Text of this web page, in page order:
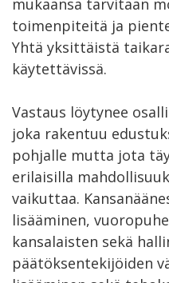
toimenpiteitä ja
Yhtä yksittäistä
käytettävissä.
Vastaus löytynee
joka rakentuu
pohjalle mutta jota
erilaisilla
vaikuttaa.
lisääminen,
kansalaisten sekä
päätöksentekijöiden